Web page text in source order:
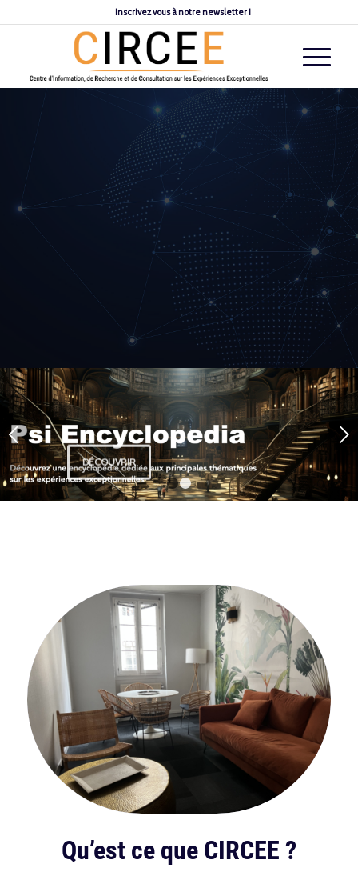
Inscrivez vous à notre newsletter !
DÉCOUVRIR
Suivant
1 2
Qu’est ce que CIRCEE ?